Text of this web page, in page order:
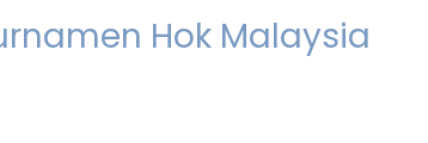
Hok Malaysia